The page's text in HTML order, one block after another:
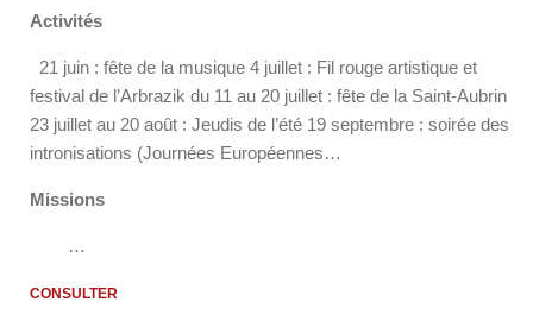
Activités
21 juin : fête de la musique 4 juillet : Fil rouge artistique et
festival de l’Arbrazik du 11 au 20 juillet : fête de la Saint-Aubrin
23 juillet au 20 août : Jeudis de l’été 19 septembre : soirée des
intronisations (Journées Européennes…
Missions
…
CONSULTER